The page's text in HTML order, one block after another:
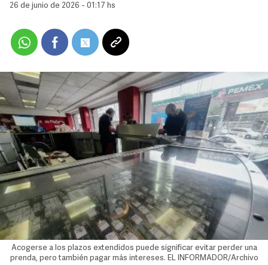
26 de junio de 2026 - 01:17 hs
Acogerse a los plazos extendidos puede significar evitar perder una
prenda, pero también pagar más intereses. EL INFORMADOR/Archivo